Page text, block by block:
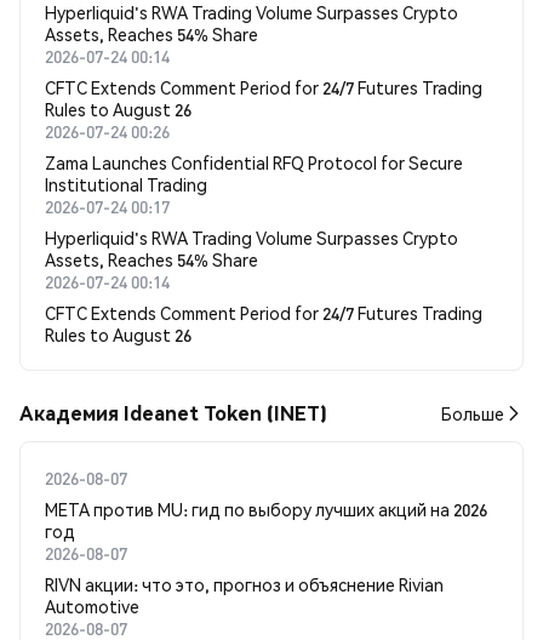
Hyperliquid's RWA Trading Volume Surpasses Crypto
Assets, Reaches 54% Share
2026-07-24 00:14
CFTC Extends Comment Period for 24/7 Futures Trading
Rules to August 26
2026-07-24 00:26
Zama Launches Confidential RFQ Protocol for Secure
Institutional Trading
2026-07-24 00:17
Hyperliquid's RWA Trading Volume Surpasses Crypto
Assets, Reaches 54% Share
2026-07-24 00:14
CFTC Extends Comment Period for 24/7 Futures Trading
Rules to August 26
Академия Ideanet Token (INET) Больше
2026-08-07
META против MU: гид по выбору лучших акций на 2026
год
2026-08-07
RIVN акции: что это, прогноз и объяснение Rivian
Automotive
2026-08-07